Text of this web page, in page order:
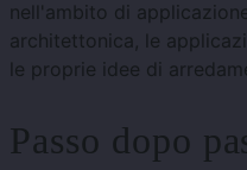
nell'ambito di
architettonica, le
le proprie idee di
Passo dopo